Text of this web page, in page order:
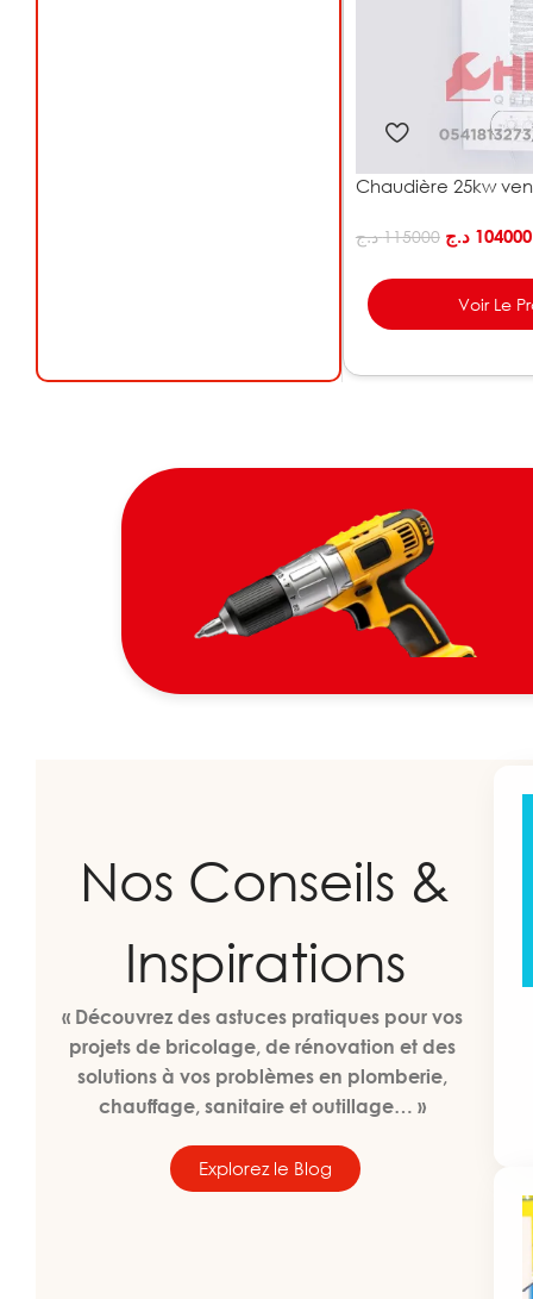
Chaudière 25kw
115000 د.ج 104000 د.ج
Voir Le
Nos Conseils &
Inspirations
« Découvrez des astuces pratiques pour vos
projets de bricolage, de rénovation et des
solutions à vos problèmes en plomberie,
chauffage, sanitaire et outillage… »
Explorez le Blog